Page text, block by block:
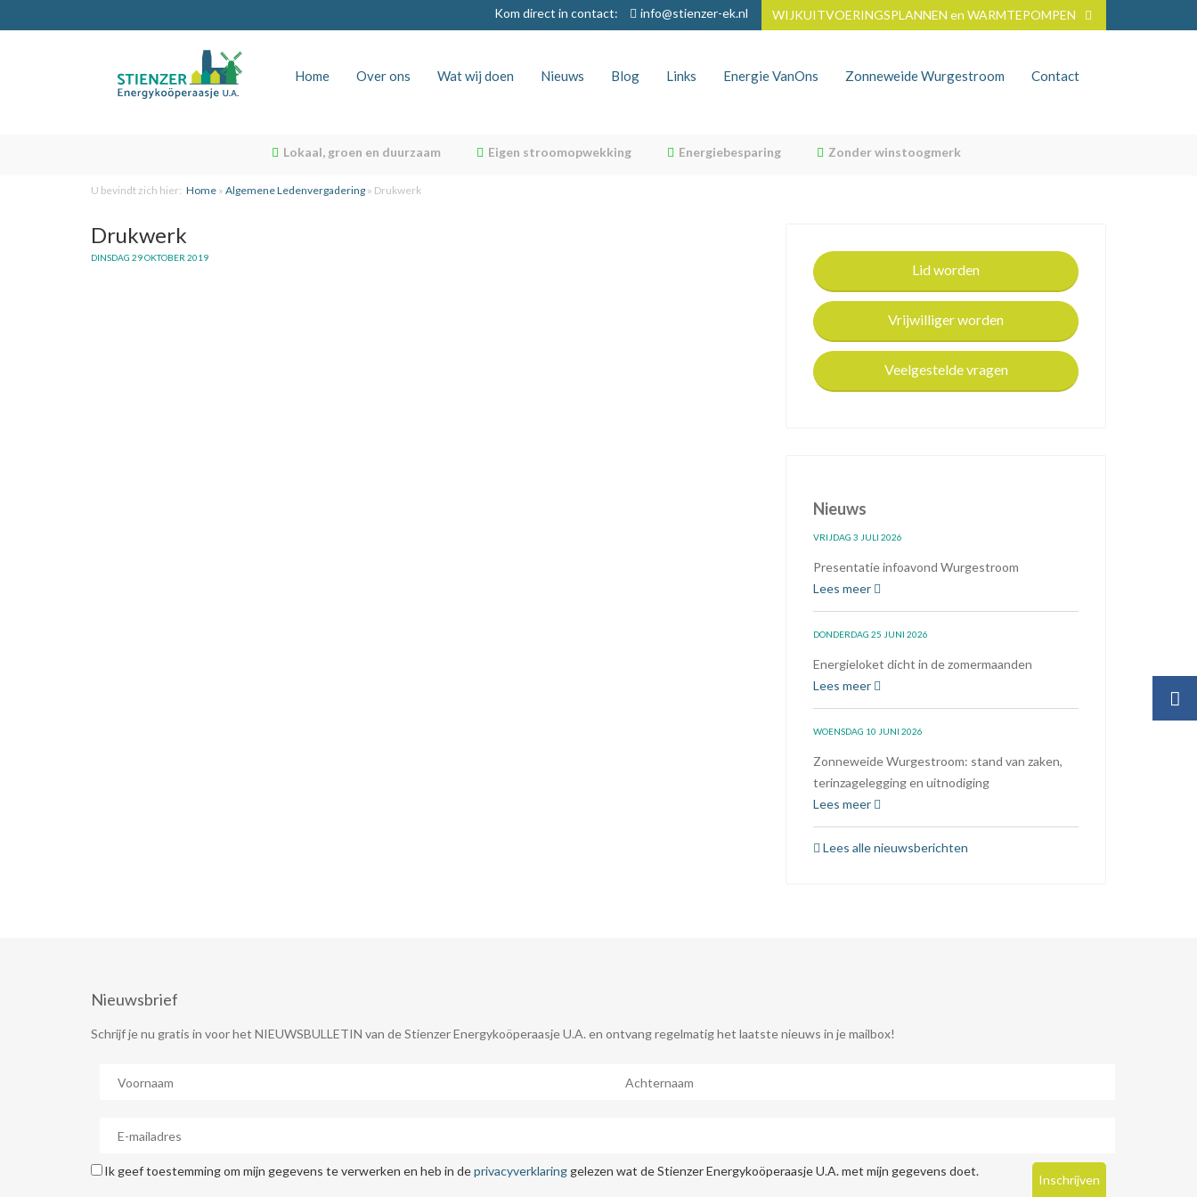
WIJKUITVOERINGSPLANNEN en WARMTEPOMPEN
Kom direct in contact: info@stienzer-ek.nl
Home Over ons Wat wij doen Nieuws Blog Links Energie VanOns Zonneweide Wurgestroom Contact
Lokaal, groen en duurzaam Eigen stroomopwekking Energiebesparing Zonder winstoogmerk
U bevindt zich hier: Home » Algemene Ledenvergadering » Drukwerk
Drukwerk
DINSDAG 29 OKTOBER 2019
Lid worden
Vrijwilliger worden
Veelgestelde vragen
Nieuws
VRIJDAG 3 JULI 2026
Presentatie infoavond Wurgestroom
Lees meer
DONDERDAG 25 JUNI 2026
Energieloket dicht in de zomermaanden
Lees meer
WOENSDAG 10 JUNI 2026
Zonneweide Wurgestroom: stand van zaken,
terinzagelegging en uitnodiging
Lees meer
Lees alle nieuwsberichten
Nieuwsbrief
Schrijf je nu gratis in voor het NIEUWSBULLETIN van de Stienzer Energykoöperaasje U.A. en ontvang regelmatig het laatste nieuws in je mailbox!
Ik geef toestemming om mijn gegevens te verwerken en heb in deprivacyverklaring gelezen wat de Stienzer Energykoöperaasje U.A. met mijn gegevens doet.